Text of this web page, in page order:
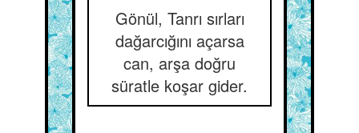
Gönül, Tanrı sırları
dağarcığını açarsa
can, arşa doğru
süratle koşar gider.